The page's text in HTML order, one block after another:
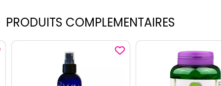
PRODUITS COMPLEMENTAIRES